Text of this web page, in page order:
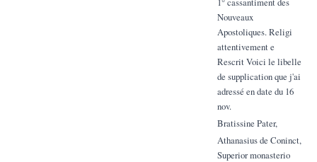
Nouveaux
Apostoliques. Religi
attentivement e
Rescrit Voici le libelle
de supplication que j'ai
adressé en date du 16
nov.
Bratissine Pater,
Athanasius de Coninct,
Superior monasterio